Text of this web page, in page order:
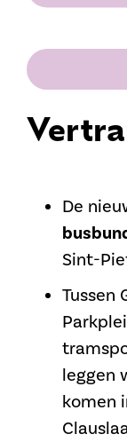
De
Sint-
Tussen
leggen
komen